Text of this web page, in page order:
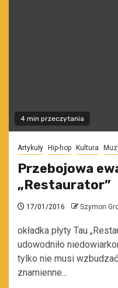
4 min przeczytania
Artykuły Hip-hop Kultura
Przebojowa
„Restaurator”
17/01/2016 Szymon
okładka płyty Tau
udowodniło
tylko nie musi
znamienne...